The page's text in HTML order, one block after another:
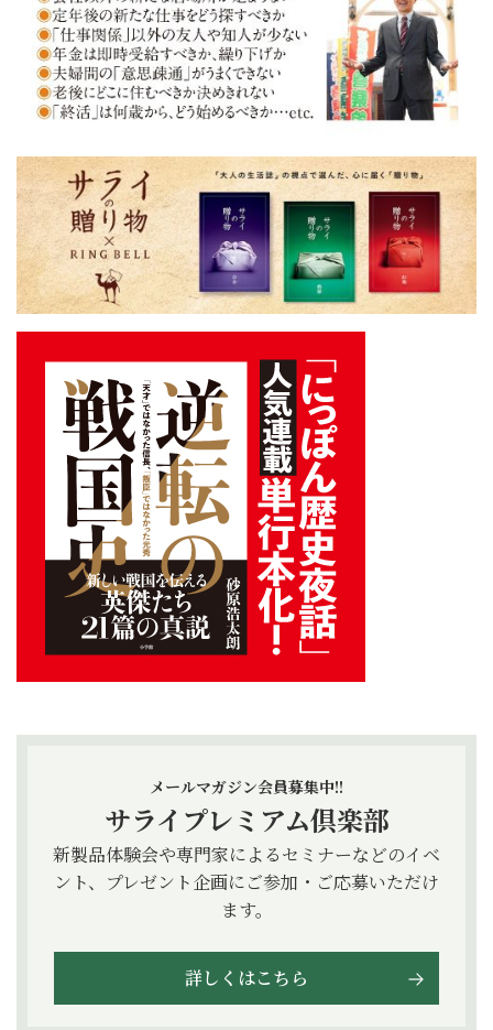
メールマガジン会員募集中!!
サライプレミアム倶楽部
新製品体験会や専門家によるセミナーなどのイベ
ント、プレゼント企画にご参加・ご応募いただけ
ます。
詳しくはこちら